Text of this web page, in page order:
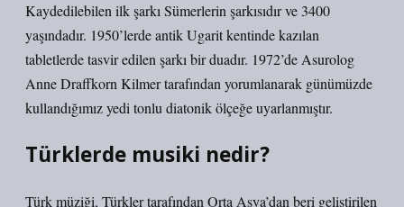
Kaydedilebilen ilk şarkı Sümerlerin şarkısıdır ve 3400
yaşındadır. 1950’lerde antik Ugarit kentinde kazılan
tabletlerde tasvir edilen şarkı bir duadır. 1972’de Asurolog
Anne Draffkorn Kilmer tarafından yorumlanarak günümüzde
kullandığımız yedi tonlu diatonik ölçeğe uyarlanmıştır.
Türklerde musiki nedir?
Türk müziği, Türkler tarafından Orta Asya’dan beri geliştirilen